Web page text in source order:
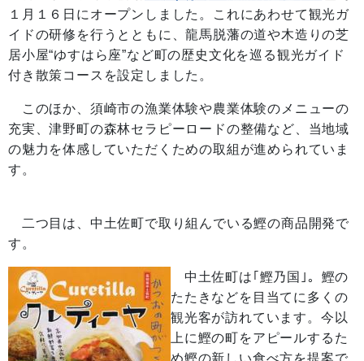
１月１６日にオープンしました。これにあわせて観光ガ
イドの研修を行うとともに、龍馬脱藩の道や木造りの芝
居小屋“ゆすはら座”など町の歴史文化を巡る観光ガイド
付き散策コースを設定しました。
このほか、須崎市の漁業体験や農業体験のメニューの
充実、津野町の森林セラピーロードの整備など、当地域
の魅力を体感していただくための取組が進められていま
す。
二つ目は、中土佐町で取り組んでいる鰹の商品開発で
す。
中土佐町は｢鰹乃国｣。鰹の
たたきなどを目当てに多くの
観光客が訪れています。今以
上に鰹の町をアピールするた
め鰹の新しい食べ方を提案で